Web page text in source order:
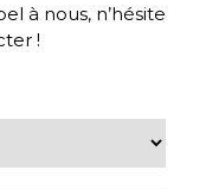
à nous, n’hésite
!